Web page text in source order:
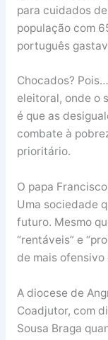
para cuidados
população com
português
Chocados?
eleitoral, onde o
é que as
combate à
prioritário.
O papa
Uma sociedade
futuro. Mesmo
“rentáveis” e
de mais ofensivo
A diocese de
Coadjutor, com
Sousa Braga